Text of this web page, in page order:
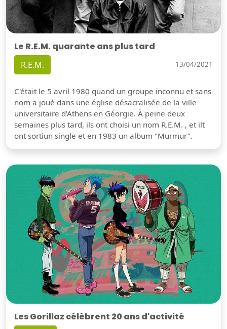
Le R.E.M. quarante ans plus tard
R.E.M. 13/04/2021
C'était le 5 avril 1980 quand un groupe inconnu et sans
nom a joué dans une église désacralisée de la ville
universitaire d'Athens en Géorgie. À peine deux
semaines plus tard, ils ont choisi un nom R.E.M. , et ilt
ont sortiun single et en 1983 un album "Murmur".
Les Gorillaz célèbrent 20 ans d'activité